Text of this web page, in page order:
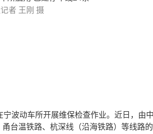
者 王刚 摄
波动车所开展维保检查作业。近日，由
台温铁路、杭深线（沿海铁路）等线路